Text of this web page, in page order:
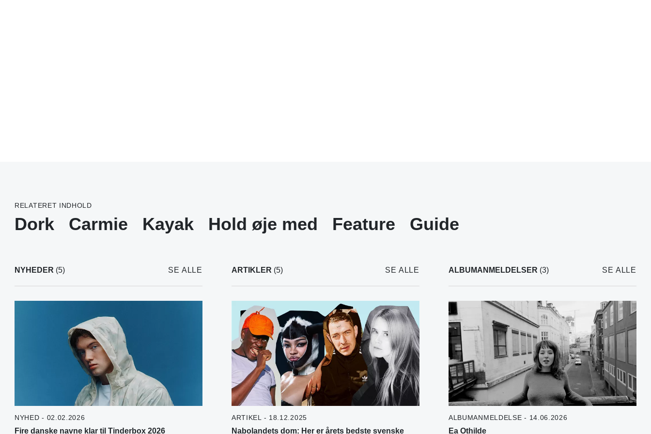
RELATERET INDHOLD
Dork Carmie Kayak Hold øje med Feature Guide
NYHEDER (5) SE ALLE
NYHED - 02.02.2026
Fire danske navne klar til Tinderbox 2026
ARTIKLER (5) SE ALLE
ARTIKEL - 18.12.2025
Nabolandets dom: Her er årets bedste svenske
ALBUMANMELDELSER (3) SE ALLE
ALBUMANMELDELSE - 14.06.2026
Ea Othilde